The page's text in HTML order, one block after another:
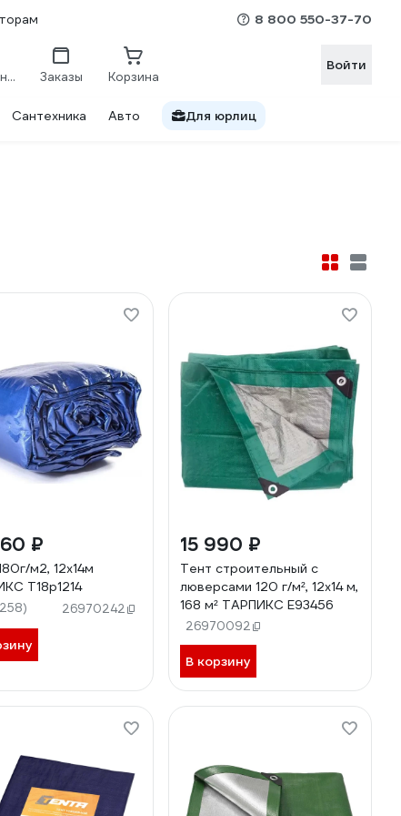
8 800 550-37-70
Сравнение Заказы Корзина
Войти
Сантехника Авто Для юрлиц
₽
м2, 12х14м
Т18р1214
26970242
15 990 ₽
Тент строительный с
люверсами 120 г/м², 12x14 м,
168 м² ТАРПИКС E93456
26970092
В корзину